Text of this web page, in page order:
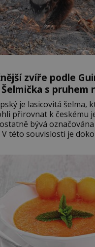
zvíře podle
s pruhem
je lasicovitá šelma,
přirovnat k českému
bývá
V této souvislosti je